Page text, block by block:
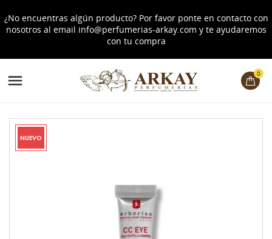
¿No encuentras algún producto? Por favor ponte en contacto con
nosotros al email info@perfumerias-arkay.com y te ayudaremos
con tu compra
 0
NUEVO